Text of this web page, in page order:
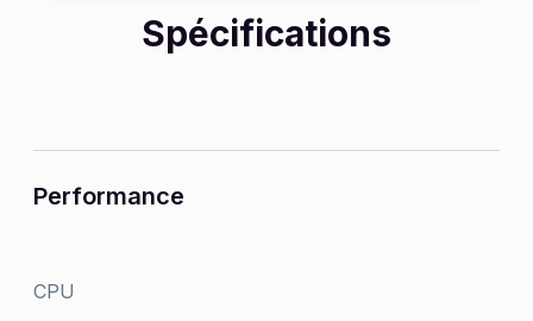
Spécifications
Performance
CPU